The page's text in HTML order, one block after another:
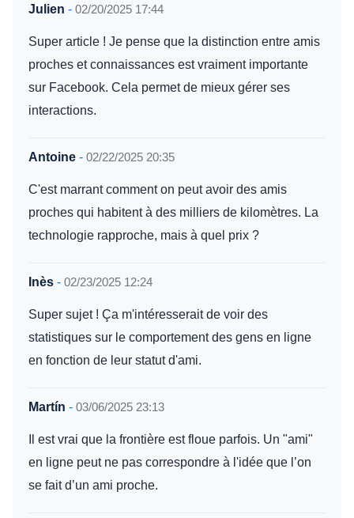
Julien - 02/20/2025 17:44
Super article ! Je pense que la distinction entre amis
proches et connaissances est vraiment importante
sur Facebook. Cela permet de mieux gérer ses
interactions.
Antoine - 02/22/2025 20:35
C'est marrant comment on peut avoir des amis
proches qui habitent à des milliers de kilomètres. La
technologie rapproche, mais à quel prix ?
Inès - 02/23/2025 12:24
Super sujet ! Ça m'intéresserait de voir des
statistiques sur le comportement des gens en ligne
en fonction de leur statut d'ami.
Martín - 03/06/2025 23:13
Il est vrai que la frontière est floue parfois. Un "ami"
en ligne peut ne pas correspondre à l'idée que l’on
se fait d’un ami proche.